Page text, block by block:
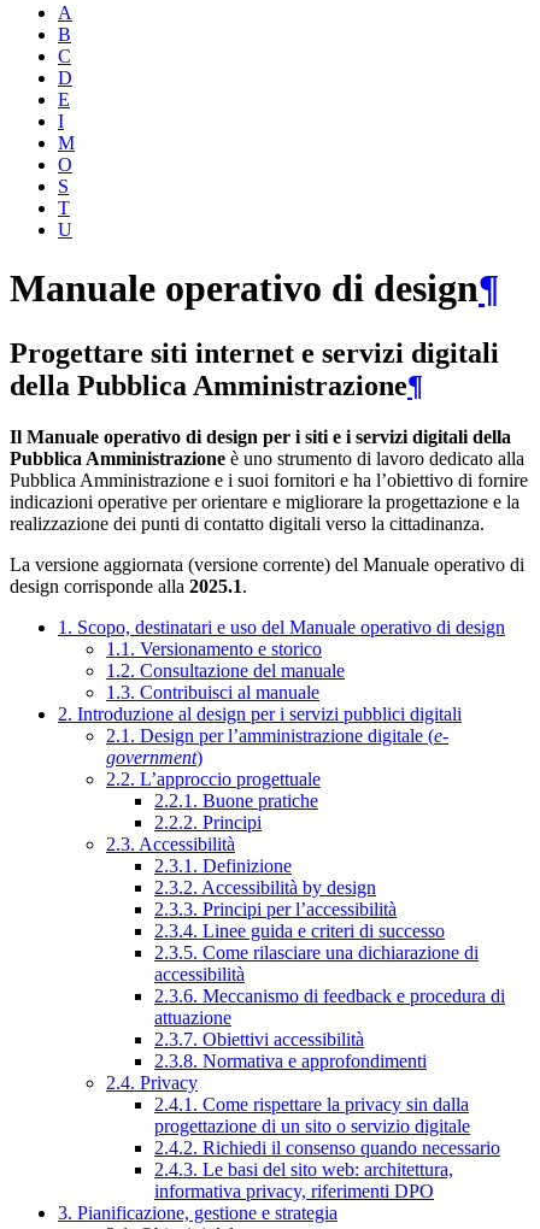
A
B
C
D
E
I
M
O
S
T
U
Manuale operativo di design¶
Progettare siti internet e servizi digitali
della Pubblica Amministrazione¶
Il Manuale operativo di design per i siti e i servizi digitali della
Pubblica Amministrazione è uno strumento di lavoro dedicato alla
Pubblica Amministrazione e i suoi fornitori e ha l’obiettivo di fornire
indicazioni operative per orientare e migliorare la progettazione e la
realizzazione dei punti di contatto digitali verso la cittadinanza.
La versione aggiornata (versione corrente) del Manuale operativo di
design corrisponde alla 2025.1.
1. Scopo, destinatari e uso del Manuale operativo di design
1.1. Versionamento e storico
1.2. Consultazione del manuale
1.3. Contribuisci al manuale
2. Introduzione al design per i servizi pubblici digitali
2.1. Design per l’amministrazione digitale (e-
government)
2.2. L’approccio progettuale
2.2.1. Buone pratiche
2.2.2. Principi
2.3. Accessibilità
2.3.1. Definizione
2.3.2. Accessibilità by design
2.3.3. Principi per l’accessibilità
2.3.4. Linee guida e criteri di successo
2.3.5. Come rilasciare una dichiarazione di
accessibilità
2.3.6. Meccanismo di feedback e procedura di
attuazione
2.3.7. Obiettivi accessibilità
2.3.8. Normativa e approfondimenti
2.4. Privacy
2.4.1. Come rispettare la privacy sin dalla
progettazione di un sito o servizio digitale
2.4.2. Richiedi il consenso quando necessario
2.4.3. Le basi del sito web: architettura,
informativa privacy, riferimenti DPO
3. Pianificazione, gestione e strategia